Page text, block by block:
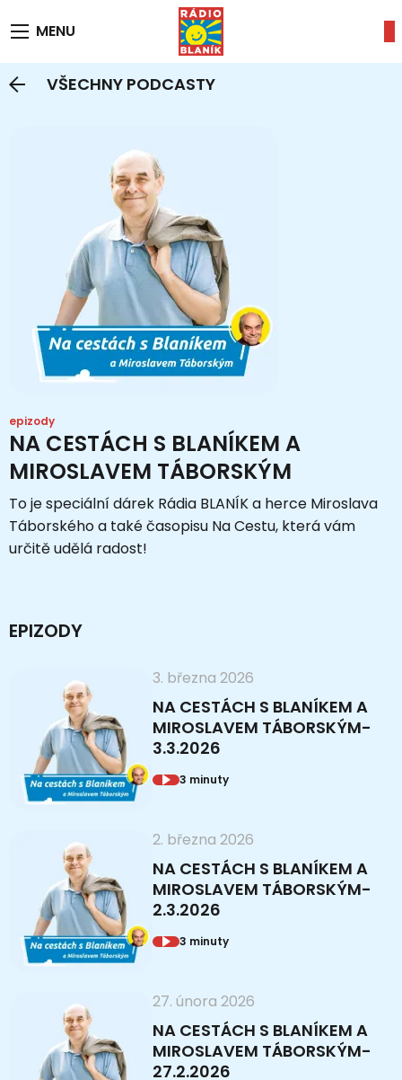
MENU
VŠECHNY PODCASTY
epizody
NA CESTÁCH S BLANÍKEM A
MIROSLAVEM TÁBORSKÝM
To je speciální dárek Rádia BLANÍK a herce Miroslava
Táborského a také časopisu Na Cestu, která vám
určitě udělá radost!
EPIZODY
3. března 2026
NA CESTÁCH S BLANÍKEM A
MIROSLAVEM TÁBORSKÝM-
3.3.2026
3 minuty
2. března 2026
NA CESTÁCH S BLANÍKEM A
MIROSLAVEM TÁBORSKÝM-
2.3.2026
3 minuty
27. února 2026
NA CESTÁCH S BLANÍKEM A
MIROSLAVEM TÁBORSKÝM-
27.2.2026